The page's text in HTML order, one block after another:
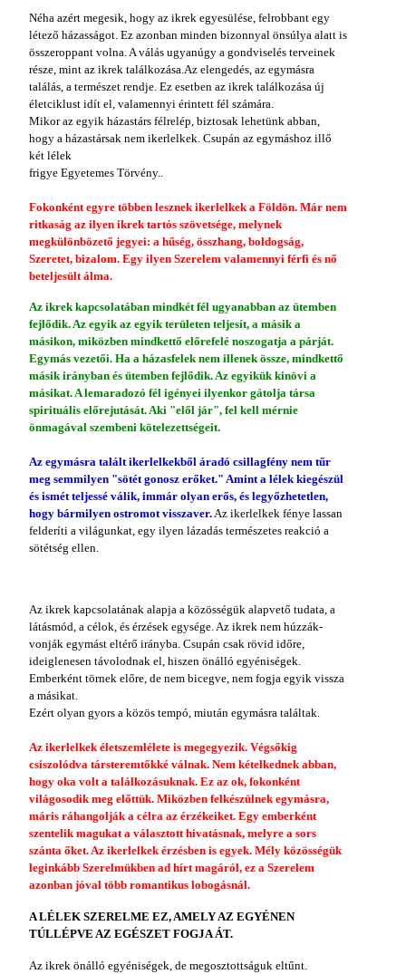
Néha azért megesik, hogy az ikrek egyesülése, felrobbant egy
létező házasságot. Ez azonban minden bizonnyal önsúlya alatt is
összeroppant volna. A válás ugyanúgy a gondviselés terveinek
része, mint az ikrek találkozása.Az elengedés, az egymásra
találás, a természet rendje. Ez esetben az ikrek találkozása új
életciklust idít el, valamennyi érintett fél számára.
Mikor az egyik házastárs félrelép, biztosak lehetünk abban,
hogy a házastársak nem ikerlelkek. Csupán az egymáshoz illő
két lélek
frigye Egyetemes Törvény..
Fokonként egyre többen lesznek ikerlelkek a Földön. Már nem
ritkaság az ilyen ikrek tartós szövetsége, melynek
megkülönbözető jegyei: a hűség, összhang, boldogság,
Szeretet, bizalom. Egy ilyen Szerelem valamennyi férfi és nő
beteljesült álma.
Az ikrek kapcsolatában mindkét fél ugyanabban az ütemben
fejlődik. Az egyik az egyik területen teljesít, a másik a
másikon, miközben mindkettő előrefelé noszogatja a párját.
Egymás vezetői. Ha a házasfelek nem illenek össze, mindkettő
másik irányban és ütemben fejlődik. Az egyikük kinövi a
másikat. A lemaradozó fél igényei ilyenkor gátolja társa
spirituális előrejutását. Aki "elől jár", fel kell mérnie
önmagával szembeni kötelezettségeit.
Az egymásra talált ikerlelkekből áradó csillagfény nem tűr
meg semmilyen "sötét gonosz erőket." Amint a lélek kiegészül
és ismét teljessé válik, immár olyan erős, és legyőzhetetlen,
hogy bármilyen ostromot visszaver.Az ikerlelkek fénye lassan
felderíti a világunkat, egy ilyen lázadás természetes reakció a
sötétség ellen.
Az ikrek kapcsolatának alapja a közösségük alapvető tudata, a
látásmód, a célok, és érzések egysége. Az ikrek nem húzzák-
vonják egymást eltérő irányba. Csupán csak rövid időre,
ideiglenesen távolodnak el, hiszen önálló egyéniségek.
Emberként törnek előre, de nem bicegve, nem fogja egyik vissza
a másikat.
Ezért olyan gyors a közös tempó, miután egymásra találtak.
Az ikerlelkek életszemlélete is megegyezik. Végsőkig
csiszolódva társteremtőkké válnak. Nem kételkednek abban,
hogy oka volt a találkozásuknak. Ez az ok, fokonként
világosodik meg előttük. Miközben felkészülnek egymásra,
máris ráhangolják a célra az érzékeiket. Egy emberként
szentelik magukat a választott hivatásnak, melyre a sors
szánta őket. Az ikerlelkek érzésben is egyek. Mély közösségük
leginkább Szerelmükben ad hírt magáról, ez a Szerelem
azonban jóval több romantikus lobogásnál.
A LÉLEK SZERELME EZ, AMELY AZ EGYÉNEN
TÚLLÉPVE AZ EGÉSZET FOGJA ÁT.
Az ikrek önálló egyéniségek, de megosztottságuk eltűnt.